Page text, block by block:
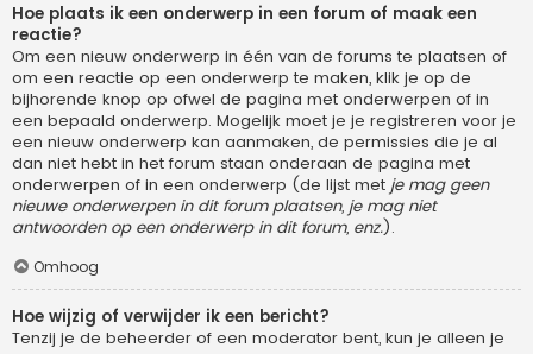
Hoe plaats ik een onderwerp in een forum of maak een
reactie?
Om een nieuw onderwerp in één van de forums te plaatsen of
om een reactie op een onderwerp te maken, klik je op de
bijhorende knop op ofwel de pagina met onderwerpen of in
een bepaald onderwerp. Mogelijk moet je je registreren voor je
een nieuw onderwerp kan aanmaken, de permissies die je al
dan niet hebt in het forum staan onderaan de pagina met
onderwerpen of in een onderwerp (de lijst met je mag geen
nieuwe onderwerpen in dit forum plaatsen, je mag niet
antwoorden op een onderwerp in dit forum, enz.).
Omhoog
Hoe wijzig of verwijder ik een bericht?
Tenzij je de beheerder of een moderator bent, kun je alleen je